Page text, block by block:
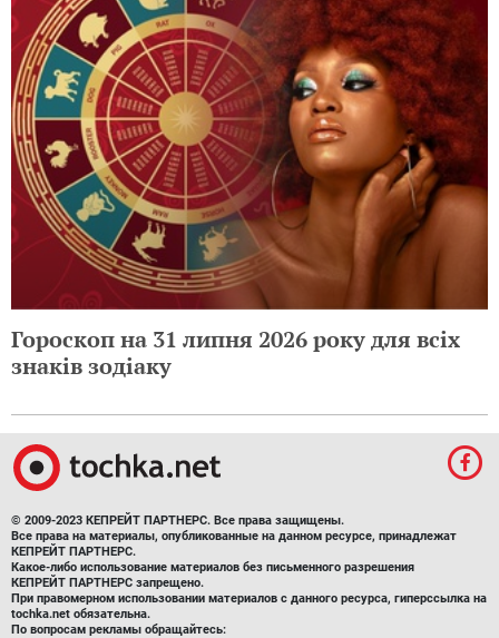
Гороскоп на 31 липня 2026 року для всіх
знаків зодіаку
© 2009-2023 КЕПРЕЙТ ПАРТНЕРС. Все права защищены.
Все права на материалы, опубликованные на данном ресурсе, принадлежат
КЕПРЕЙТ ПАРТНЕРС.
Какое-либо использование материалов без письменного разрешения
КЕПРЕЙТ ПАРТНЕРС запрещено.
При правомерном использовании материалов с данного ресурса, гиперссылка на
tochka.net обязательна.
По вопросам рекламы обращайтесь: